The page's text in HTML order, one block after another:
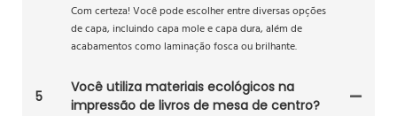
Com certeza! Você pode escolher entre diversas opções
de capa, incluindo capa mole e capa dura, além de
acabamentos como laminação fosca ou brilhante.
5
Você utiliza materiais ecológicos na
impressão de livros de mesa de centro?